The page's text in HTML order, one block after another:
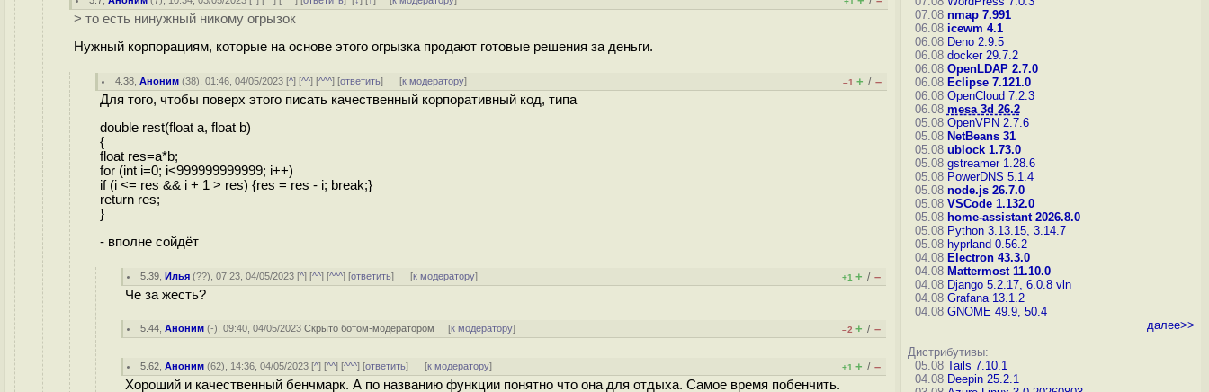
> то есть нинужный никому огрызок
Нужный корпорациям, которые на основе этого огрызка продают готовые решения за деньги.
4.38 ,Аноним (38), 01:46, 04/05/2023 [^] [^^] [^^^] [ответить] [к модератору] –1 + / –
Для того, чтобы поверх этого писать качественный корпоративный код, типа
double rest(float a, float b)
{
float res=a*b;
for (int i=0; i<999999999999; i++)
if (i <= res && i + 1 > res) {res = res - i; break;}
return res;
}
- вполне сойдёт
5.39 ,Илья (??), 07:23, 04/05/2023 [^] [^^] [^^^] [ответить] [к модератору] +1 + / –
Че за жесть?
5.44 ,Аноним (-), 09:40, 04/05/2023Скрыто ботом-модератором [к модератору] –2 + / –
5.62 ,Аноним (62), 14:36, 04/05/2023 [^] [^^] [^^^] [ответить] [к модератору] +1 + / –
Хороший и качественный бенчмарк. А по названию функции понятно что она для отдыха. Самое время побенчить.
07.08 nmap 7.991
06.08 icewm 4.1
06.08 Deno 2.9.5
06.08 docker 29.7.2
06.08 OpenLDAP 2.7.0
06.08 Eclipse 7.121.0
06.08 OpenCloud 7.2.3
06.08 mesa 3d 26.2
05.08 OpenVPN 2.7.6
05.08 NetBeans 31
05.08 ublock 1.73.0
05.08 gstreamer 1.28.6
05.08 PowerDNS 5.1.4
05.08 node.js 26.7.0
05.08 VSCode 1.132.0
05.08 home-assistant 2026.8.0
05.08 Python 3.13.15, 3.14.7
05.08 hyprland 0.56.2
04.08 Electron 43.3.0
04.08 Mattermost 11.10.0
04.08 Django 5.2.17, 6.0.8 vln
04.08 Grafana 13.1.2
04.08 GNOME 49.9, 50.4
далее>>
Дистрибутивы:
05.08 Tails 7.10.1
04.08 Deepin 25.2.1